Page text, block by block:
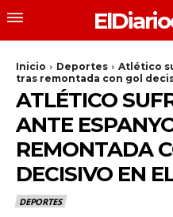
Inicio Deportes
Atlético
tras remontada con gol
ATLÉTICO
ANTE
REMONTADA
DECISIVO EN
DEPORTES